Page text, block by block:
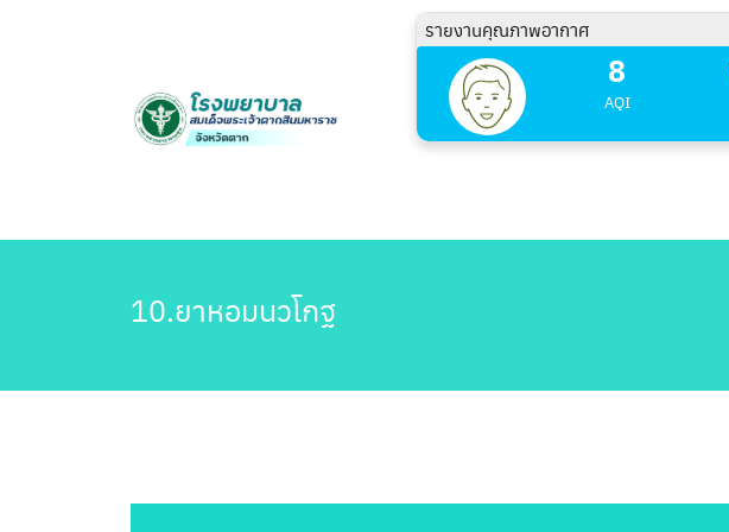
รายงานคุณภาพอากาศ
8
AQI
10.ยาหอมนวโกฐ